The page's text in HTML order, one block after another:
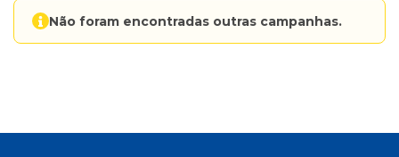
Não foram encontradas outras campanhas.